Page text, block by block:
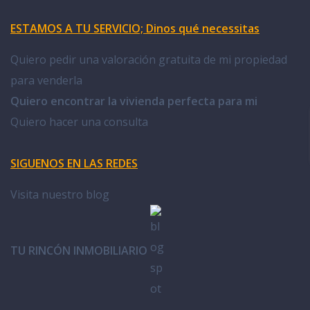
ESTAMOS A TU SERVICIO; Dinos qué necessitas
Quiero pedir una valoración gratuita de mi propiedad
para venderla
Quiero encontrar la vivienda perfecta para mi
Quiero hacer una consulta
SIGUENOS EN LAS REDES
Visita nuestro blog
TU RINCÓN INMOBILIARIO